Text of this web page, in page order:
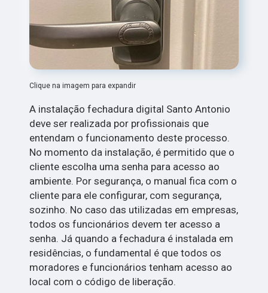
Clique na imagem para expandir
A instalação fechadura digital Santo Antonio
deve ser realizada por profissionais que
entendam o funcionamento deste processo.
No momento da instalação, é permitido que o
cliente escolha uma senha para acesso ao
ambiente. Por segurança, o manual fica com o
cliente para ele configurar, com segurança,
sozinho. No caso das utilizadas em empresas,
todos os funcionários devem ter acesso a
senha. Já quando a fechadura é instalada em
residências, o fundamental é que todos os
moradores e funcionários tenham acesso ao
local com o código de liberação.